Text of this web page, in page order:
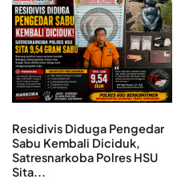
Residivis Diduga Pengedar
Sabu Kembali Diciduk,
Satresnarkoba Polres HSU
Sita...